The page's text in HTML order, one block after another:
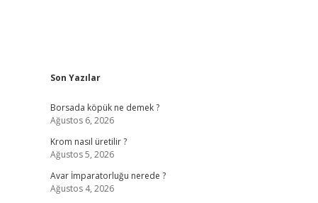
Sidebar
Son Yazılar
Borsada köpük ne demek ?
Ağustos 6, 2026
Krom nasıl üretilir ?
Ağustos 5, 2026
Avar İmparatorluğu nerede ?
Ağustos 4, 2026
hiltonbet girişilbet giriş yap